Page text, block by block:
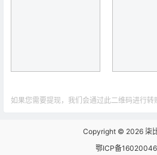
如果您需要提现，我们会通过此二维码进行转
Copyright © 2026 柒
鄂ICP备